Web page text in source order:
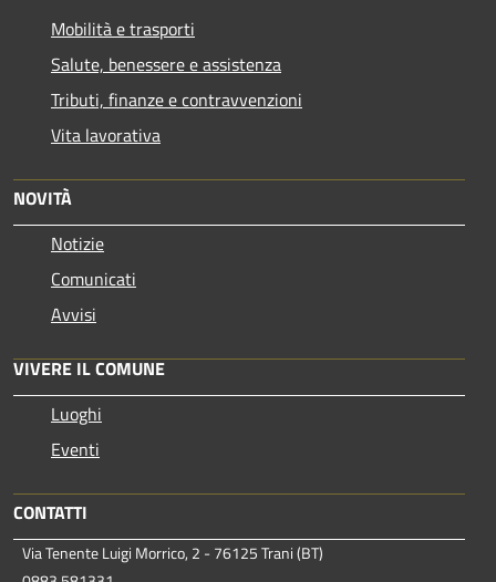
Mobilità e trasporti
Salute, benessere e assistenza
Tributi, finanze e contravvenzioni
Vita lavorativa
NOVITÀ
Notizie
Comunicati
Avvisi
VIVERE IL COMUNE
Luoghi
Eventi
CONTATTI
Via Tenente Luigi Morrico, 2 - 76125 Trani (BT)